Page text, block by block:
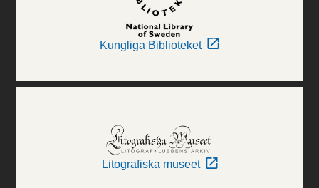
Kungliga Biblioteket
Litografiska museet